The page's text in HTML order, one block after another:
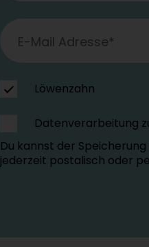
Löwenzahn
Datenverarbeitung
Du kannst der
jederzeit postalisch oder